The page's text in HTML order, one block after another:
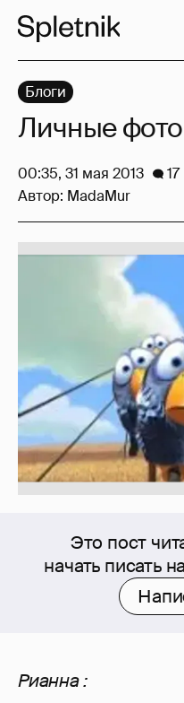
Это пост
начать писать
Рианна :
Блоги
Личные
00:35, 31 мая 2013
17
Автор: MadaMur